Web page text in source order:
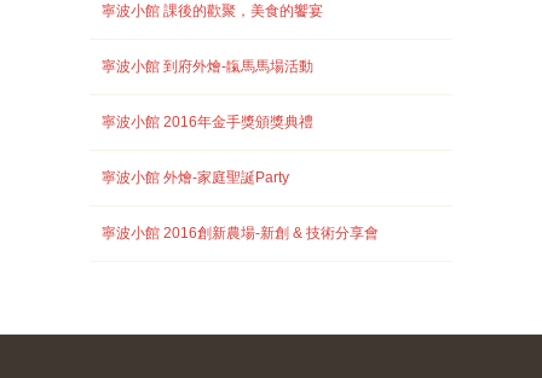
寧波小館 課後的歡聚，美食的饗宴
寧波小館 到府外燴-靝馬馬場活動
寧波小館 2016年金手獎頒獎典禮
寧波小館 外燴-家庭聖誕Party
寧波小館 2016創新農場-新創 & 技術分享會